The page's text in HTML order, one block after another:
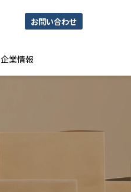
お問い合わせ
企業情報